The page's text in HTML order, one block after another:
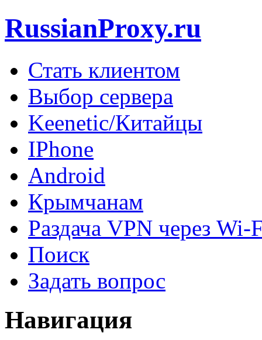
RussianProxy.ru
Стать клиентом
Выбор сервера
Keenetic/Китайцы
IPhone
Android
Крымчанам
Раздача VPN через Wi-
Поиск
Задать вопрос
Навигация